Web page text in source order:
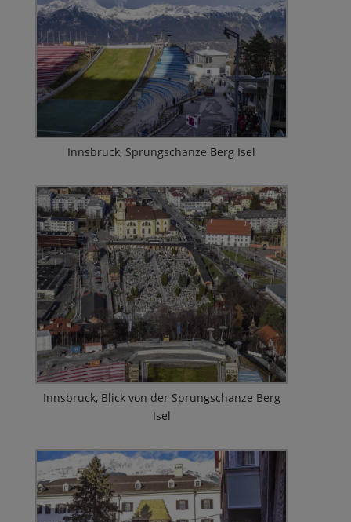
Innsbruck, Sprungschanze Berg Isel
Innsbruck, Blick von der Sprungschanze Berg
Isel